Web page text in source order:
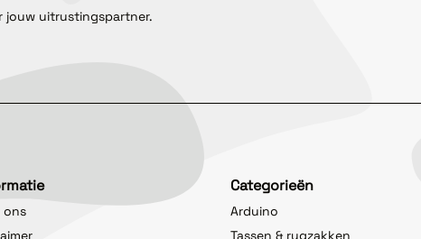
jouw uitrustingspartner.
ons
Categorieën
Arduino
Tassen & rugzakken